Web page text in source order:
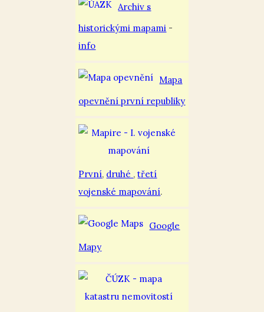
Archiv s
historickými mapami -
info
Mapa
opevnění první republiky
První, druhé ,třetí
vojenské mapování.
Google
Mapy